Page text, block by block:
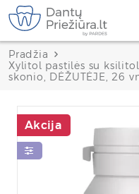
Pradžia
Xylitol pastilės su
skonio, DĖŽUTĖJE, 26
Akcija